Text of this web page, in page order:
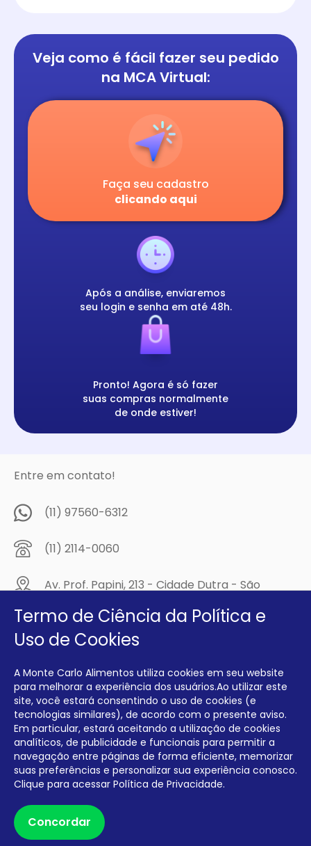
Veja como é fácil fazer seu pedido
na MCA Virtual:
Faça seu cadastro
clicando aqui
Após a análise, enviaremos
seu login e senha em até 48h.
Pronto! Agora é só fazer
suas compras normalmente
de onde estiver!
Entre em contato!
(11) 97560-6312
(11) 2114-0060
Av. Prof. Papini, 213 - Cidade Dutra - São
Compre na
MCA Virtual!
Siga a Monte Carlo Alimentos nas redes sociais!
INTERFRIOS COMÉRCIO DE FRIOS E LATICÍNIOS EIRELI CNPJ:
00.140.150/0001-09 INSCRIÇÃO ESTADUAL: 112.576.117.113
Termo de Ciência da Política e
Uso de Cookies
A Monte Carlo Alimentos utiliza cookies em seu website
para melhorar a experiência dos usuários.Ao utilizar este
site, você estará consentindo o uso de cookies (e
tecnologias similares), de acordo com o presente aviso.
Em particular, estará aceitando a utilização de cookies
analíticos, de publicidade e funcionais para permitir a
navegação entre páginas de forma eficiente, memorizar
suas preferências e personalizar sua experiência conosco.
Clique para acessar Política de Privacidade.
Concordar